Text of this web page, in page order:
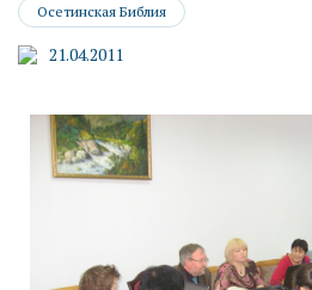
Осетинская Библия
21.04.2011